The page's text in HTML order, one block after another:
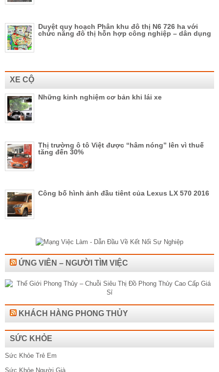
Duyệt quy hoạch Phân khu đô thị N6 726 ha với
chức năng đô thị hỗn hợp công nghiệp – dân dụng
XE CỘ
Những kinh nghiệm cơ bản khi lái xe
Thị trường ô tô Việt được “hâm nóng” lên vì thuế
tăng đến 30%
Công bố hình ảnh đầu tiênt của Lexus LX 570 2016
ỨNG VIÊN – NGƯỜI TÌM VIỆC
KHÁCH HÀNG PHONG THỦY
SỨC KHỎE
Sức Khỏe Trẻ Em
Sức Khỏe Người Già